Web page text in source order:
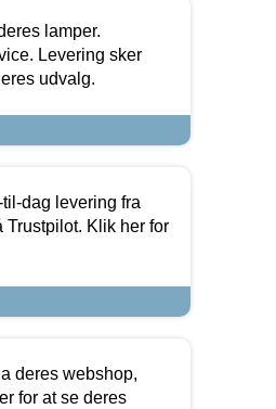
lamper.
Levering sker
udvalg.
dag levering fra
Trustpilot. Klik her for
deres webshop,
for at se deres